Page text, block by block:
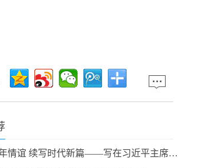
传承千年情谊 续写时代新篇——写在习近平主席赴哈萨克斯坦出席第二届中国－中亚峰会之际